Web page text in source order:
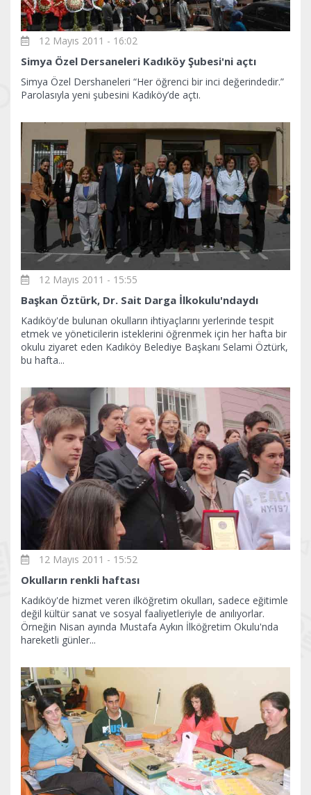
12 Mayıs 2011 - 16:02
Simya Özel Dersaneleri Kadıköy Şubesi'ni açtı
Simya Özel Dershaneleri “Her öğrenci bir inci değerindedir.”
Parolasıyla yeni şubesini Kadıköy’de açtı.
12 Mayıs 2011 - 15:55
Başkan Öztürk, Dr. Sait Darga İlkokulu'ndaydı
Kadıköy'de bulunan okulların ihtiyaçlarını yerlerinde tespit
etmek ve yöneticilerin isteklerini öğrenmek için her hafta bir
okulu ziyaret eden Kadıköy Belediye Başkanı Selami Öztürk,
bu hafta...
12 Mayıs 2011 - 15:52
Okulların renkli haftası
Kadıköy'de hizmet veren ilköğretim okulları, sadece eğitimle
değil kültür sanat ve sosyal faaliyetleriyle de anılıyorlar.
Örneğin Nisan ayında Mustafa Aykın İlköğretim Okulu'nda
hareketli günler...